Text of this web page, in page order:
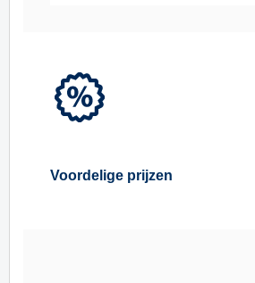
Voordelige prijzen